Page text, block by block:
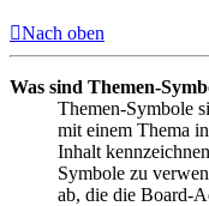
Nach oben
Was sind Themen-
Themen-Symbole
mit einem Thema
Inhalt
Symbole zu
ab, die die Board-